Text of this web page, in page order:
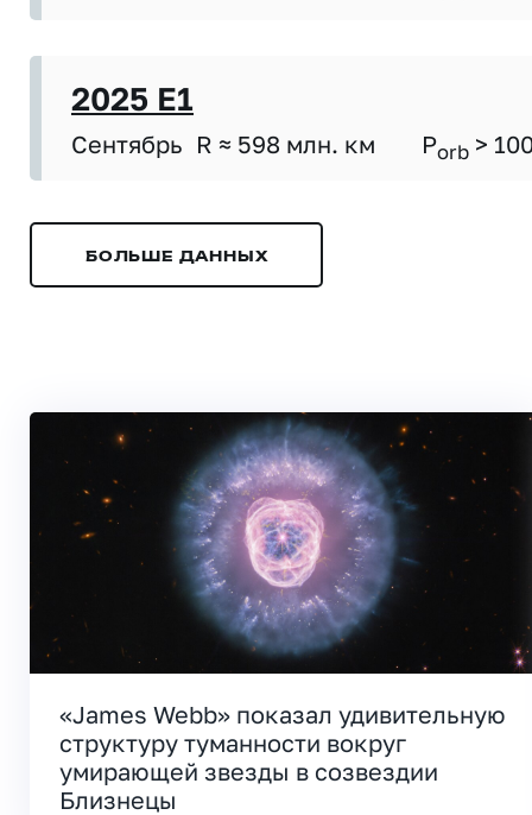
2025 E1
Сентябрь R ≈ 598 млн. км Porb >
БОЛЬШЕ ДАННЫХ
«James Webb» показал удивительную
структуру туманности вокруг
умирающей звезды в созвездии
Близнецы